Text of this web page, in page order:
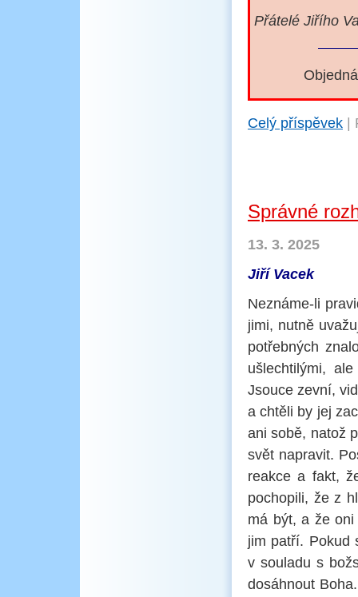
Přátelé Jiřího
Celý příspěvek
Správné
13. 3. 2025
Jiří Vacek
Neznáme-li
jimi, nutně
potřebných
ušlechtilými,
Jsouce zevní,
a chtěli by jej
ani sobě, natož
svět napravit.
reakce a fakt,
pochopili, že z
má být, a že
jim patří. Pokud
v souladu s
dosáhnout